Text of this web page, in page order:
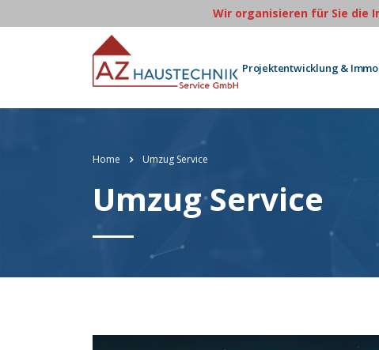
Wir organisieren für Sie die
Projektentwicklung &
Home Umzug Service
Umzug Service